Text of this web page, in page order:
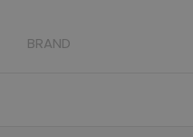
BRAND